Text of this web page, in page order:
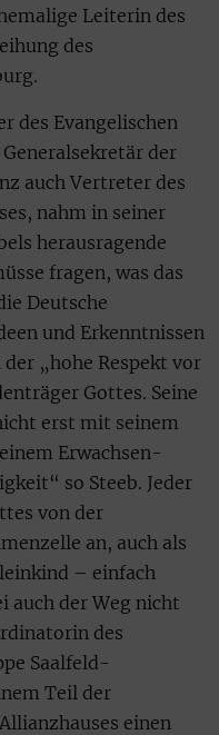
Leiterin des
des
des Evangelischen
der
auch Vertreter des
nahm in seiner
herausragende
fragen, was das
Deutsche
und Erkenntnissen
„hohe Respekt vor
Gottes. Seine
erst mit seinem
Erwachsen-
so Steeb. Jeder
von der
an, auch als
– einfach
auch der Weg nicht
des
Saalfeld-
Teil der
einen